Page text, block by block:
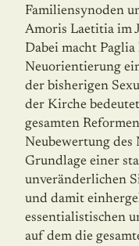
Familiensynoden
Amoris Laetitia im
Dabei macht
Neuorientierung
der bisherigen
der Kirche
gesamten
Neubewertung
Grundlage einer
unveränderlichen
und damit
essentialistischen
auf dem die